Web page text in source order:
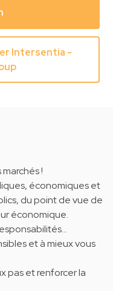
Intersentia -
!
économiques et
du point de vue de
économique.
et à mieux vous
pas et renforcer la